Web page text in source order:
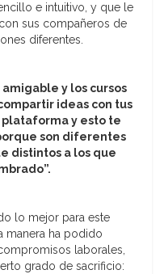
e intuitivo, y que le
sus compañeros de
diferentes.
y los cursos
ideas con tus
y esto te
son diferentes
distintos a los que
lo mejor para este
manera ha podido
laborales,
grado de sacrificio: